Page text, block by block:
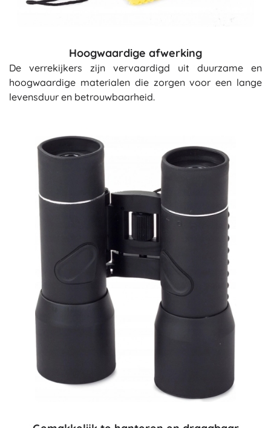
Hoogwaardige afwerking
De verrekijkers zijn vervaardigd uit duurzame en
hoogwaardige materialen die zorgen voor een lange
levensduur en betrouwbaarheid.